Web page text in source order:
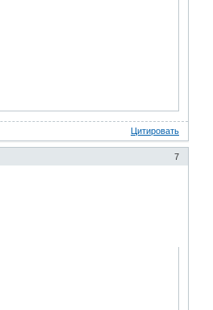
Цитировать
7